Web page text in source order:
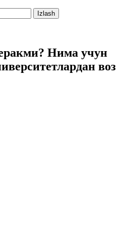
Нима учун
воз